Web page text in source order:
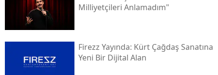
Milliyetçileri Anlamadım"
Firezz Yayında: Kürt Çağdaş Sanatına
Yeni Bir Dijital Alan